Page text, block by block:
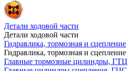
Детали ходовой части
Детали ходовой части
Гидравлика, тормозная и сцепление
Гидравлика, тормозная и сцепление
Главные тормозные цилиндры, ГТЦ